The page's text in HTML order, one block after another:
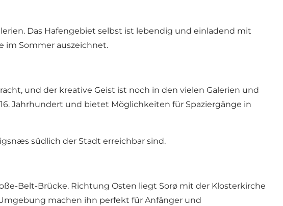
Das Hafengebiet selbst ist lebendig und einladend mit
im Sommer auszeichnet.
und der kreative Geist ist noch in den vielen Galerien und
Jahrhundert und bietet Möglichkeiten für Spaziergänge in
südlich der Stadt erreichbar sind.
Belt-Brücke. Richtung Osten liegt Sorø mit der Klosterkirche
machen ihn perfekt für Anfänger und